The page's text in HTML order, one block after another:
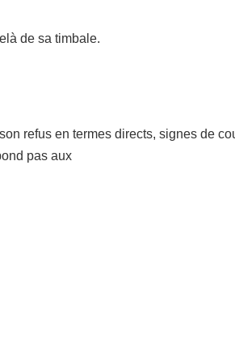
de sa timbale.
refus en termes directs, signes de
pas aux